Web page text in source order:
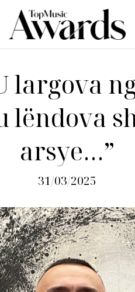
largova
lëndova
arsye…”
31/03/2025